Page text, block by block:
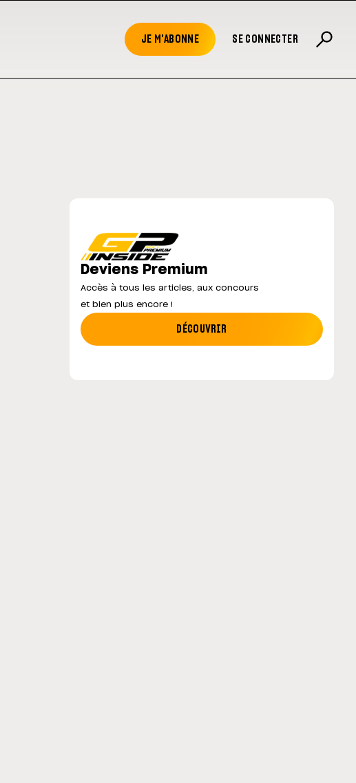
JE M'ABONNE SE CONNECTER
MotoGP : les cinq constructeurs signent un
Deviens Premium
Accès à tous les articles, aux concours
et bien plus encore !
DÉCOUVRIR